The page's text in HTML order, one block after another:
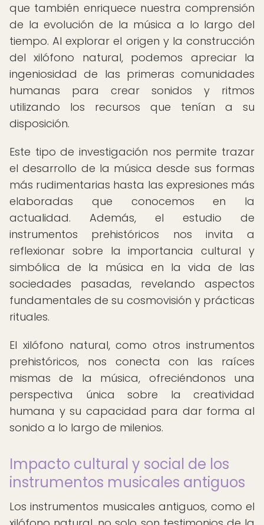
que también enriquece nuestra comprensión
de la evolución de la música a lo largo del
tiempo. Al explorar el origen y la construcción
del xilófono natural, podemos apreciar la
ingeniosidad de las primeras comunidades
humanas para crear sonidos y ritmos
utilizando los recursos que tenían a su
disposición.
Este tipo de investigación nos permite trazar
el desarrollo de la música desde sus formas
más rudimentarias hasta las expresiones más
elaboradas que conocemos en la
actualidad. Además, el estudio de
instrumentos prehistóricos nos invita a
reflexionar sobre la importancia cultural y
simbólica de la música en la vida de las
sociedades pasadas, revelando aspectos
fundamentales de su cosmovisión y prácticas
rituales.
El xilófono natural, como otros instrumentos
prehistóricos, nos conecta con las raíces
mismas de la música, ofreciéndonos una
perspectiva única sobre la creatividad
humana y su capacidad para dar forma al
sonido a lo largo de milenios.
Impacto cultural y social de los
instrumentos musicales antiguos
Los instrumentos musicales antiguos, como el